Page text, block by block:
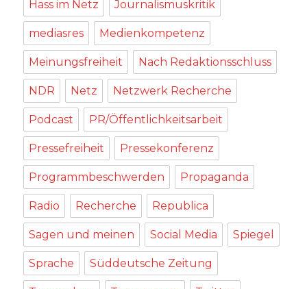
Hass im Netz Journalismuskritik
mediasres Medienkompetenz
Meinungsfreiheit Nach Redaktionsschluss
NDR Netz Netzwerk Recherche
Podcast PR/Öffentlichkeitsarbeit
Pressefreiheit Pressekonferenz
Programmbeschwerden Propaganda
Radio Recherche Republica
Sagen und meinen Social Media Spiegel
Sprache Süddeutsche Zeitung